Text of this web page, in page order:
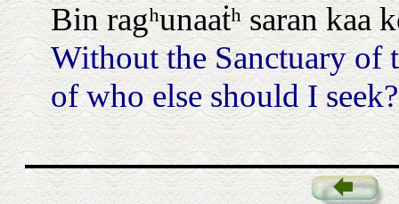
Bin ragʰunaaṫʰ saran kaa
Without the Sanctuary of
of who else should I